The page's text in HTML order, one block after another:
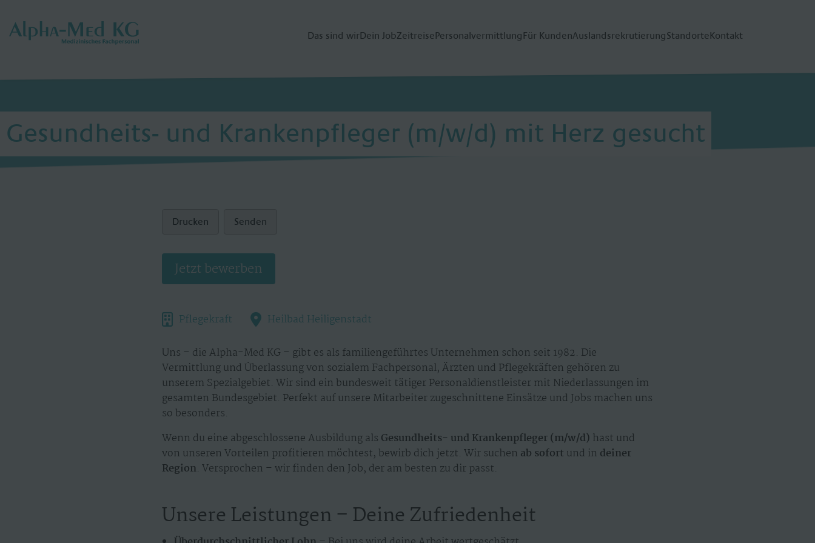
Das sind wirDein JobZeitreisePersonalvermittlung Für KundenAuslandsrekrutierungStandorteKontakt
Gesundheits- und Krankenpfleger (m/w/d) mit Herz gesucht
Drucken Senden
Jetzt bewerben
Pflegekraft Heilbad Heiligenstadt
Uns – die Alpha-Med KG – gibt es als familiengeführtes Unternehmen schon seit 1982. Die
Vermittlung und Überlassung von sozialem Fachpersonal, Ärzten und Pflegekräften gehören zu
unserem Spezialgebiet. Wir sind ein bundesweit tätiger Personaldienstleister mit Niederlassungen im
gesamten Bundesgebiet. Perfekt auf unsere Mitarbeiter zugeschnittene Einsätze und Jobs machen uns
so besonders.
Wenn du eine abgeschlossene Ausbildung als Gesundheits- und Krankenpfleger (m/w/d) hast und
von unseren Vorteilen profitieren möchtest, bewirb dich jetzt. Wir suchen ab sofort und in deiner
Region. Versprochen – wir finden den Job, der am besten zu dir passt.
Unsere Leistungen – Deine Zufriedenheit